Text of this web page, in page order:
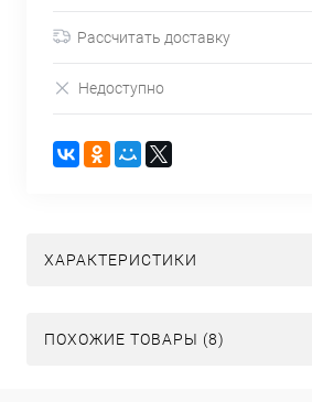
Рассчитать доставку
Недоступно
ХАРАКТЕРИСТИКИ
ПОХОЖИЕ ТОВАРЫ (8)